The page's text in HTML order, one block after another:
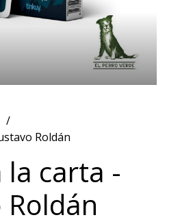
Roldán
la carta -